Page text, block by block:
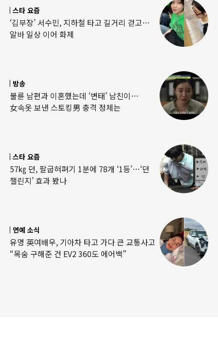
스타 요즘
‘김부장’ 서수민, 지하철 타고 길거리 걷고…
알바 일상 이어 화제
방송
불륜 남편과 이혼했는데 ‘변태’ 남친이…
女속옷 보낸 스토킹男 충격 정체는
스타 요즘
57㎏ 던, 팔굽혀펴기 1분에 78개 ‘1등’…‘던
챌린지’ 효과 봤나
연예 소식
유명 英여배우, 기아차 타고 가다 큰 교통사고
“목숨 구해준 건 EV2 360도 에어백”